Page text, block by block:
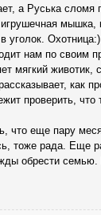
а Руська
мышка,
уголок. Охотница:)
нам по своим
мягкий
как
проверить,
что еще пару
тоже рада. Еще
обрести